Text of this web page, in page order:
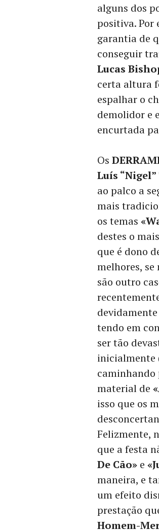
alguns dos
positiva. Por
garantia de
conseguir
Lucas
certa altura
espalhar o
demolidor e
encurtada
Os
Luís
ao palco a
mais
os temas
destes o
que é dono
melhores,
são outro
tendo em
ser tão
inicialmente
caminhando
material de
isso que os
Felizmente,
que a festa
De Cão» e
maneira, e
um efeito
prestação
Homem-